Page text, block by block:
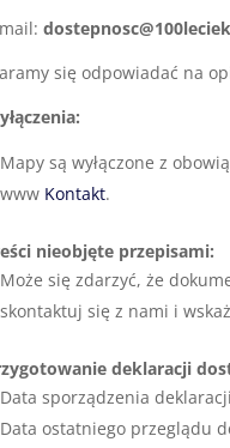
się odpowiadać na
Mapy są wyłączone z
www Kontakt.
nieobjęte przepisami:
Może się zdarzyć, że
skontaktuj się z nami i
deklaracji
Data sporządzenia
Data ostatniego przeglądu